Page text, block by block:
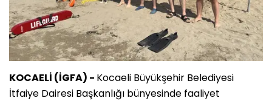
KOCAELİ (İGFA) - Kocaeli Büyükşehir Belediyesi
İtfaiye Dairesi Başkanlığı bünyesinde faaliyet